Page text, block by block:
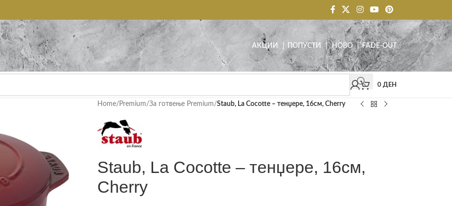
АКЦИИ | ПОПУСТИ |НОВО|FADE-OUT
0 ДЕН
Home/ Premium/За готвење Premium/Staub, La Cocotte – тенџере, 16см, Cherry
Staub, La Cocotte – тенџере, 16см,
Cherry